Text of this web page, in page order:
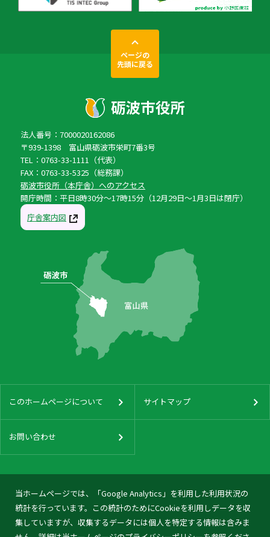
当ホームページでは、「Google Analytics」を利用した利用状況の
統計を行っています。この統計のためにCookieを利用しデータを収
集していますが、収集するデータには個人を特定する情報は含みま
ページの
先頭に戻る
法人番号：7000020162086
〒939-1398 富山県砺波市栄町7番3号
TEL：0763-33-1111（代表）
FAX：0763-33-5325（総務課）
砺波市役所（本庁舎）へのアクセス
開庁時間：平日8時30分〜17時15分（12月29日〜1月3日は閉庁）
庁舎案内図
このホームページについて サイトマップ
お問い合わせ